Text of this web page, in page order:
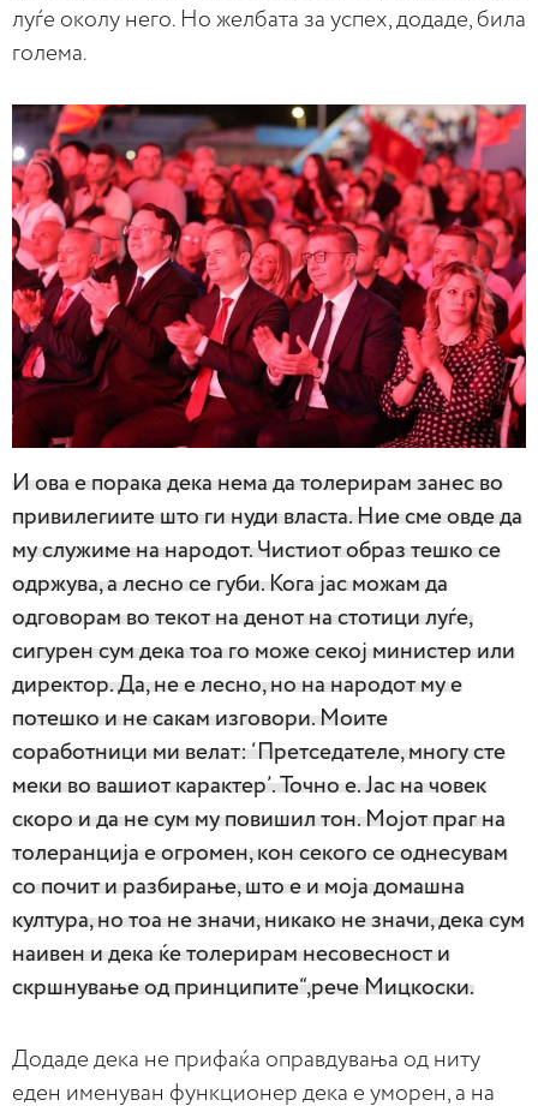
луѓе околу него. Но желбата за успех, додаде, била
голема.
И ова е порака дека нема да толерирам занес во
привилегиите што ги нуди власта. Ние сме овде да
му служиме на народот. Чистиот образ тешко се
одржува, а лесно се губи. Кога јас можам да
одговорам во текот на денот на стотици луѓе,
сигурен сум дека тоа го може секој министер или
директор. Да, не е лесно, но на народот му е
потешко и не сакам изговори. Моите
соработници ми велат: ‘Претседателе, многу сте
меки во вашиот карактер’. Точно е. Јас на човек
скоро и да не сум му повишил тон. Мојот праг на
толеранција е огромен, кон секого се однесувам
со почит и разбирање, што е и моја домашна
култура, но тоа не значи, никако не значи, дека сум
наивен и дека ќе толерирам несовесност и
скршнување од принципите“,рече Мицкоски.
Додаде дека не прифаќа оправдувања од ниту
еден именуван функционер дека е уморен, а на